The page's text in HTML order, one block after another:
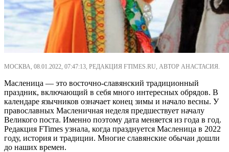
МОСКВА, 08.01.2022, 07:47:13, РЕДАКЦИЯ FTIMES.RU, АВТОР АНАСТАСИЯ.
Масленица ― это восточно-славянский традиционный
праздник, включающий в себя много интересных обрядов. В
календаре язычников означает конец зимы и начало весны. У
православных Масленичная неделя предшествует началу
Великого поста. Именно поэтому дата меняется из года в год.
Редакция FTimes узнала, когда празднуется Масленица в 2022
году, история и традиции. Многие славянские обычаи дошли
до наших времен.